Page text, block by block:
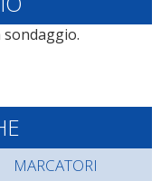
MARCATORI